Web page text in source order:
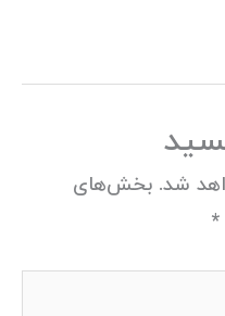
شد. بخش‌های
*